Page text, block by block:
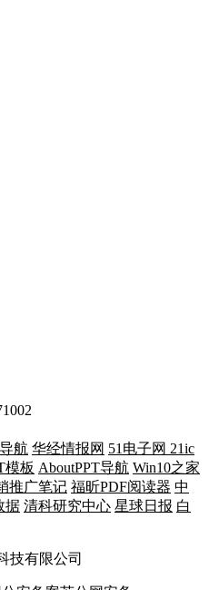
航 华经情报网 51电子网 21ic
模板 AboutPPT导航 Win10之家
推广笔记 福昕PDF阅读器 中
据 清科研究中心 星球日报 白
技有限公司